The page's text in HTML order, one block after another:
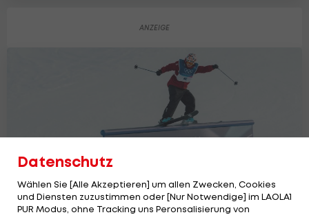
Datenschutz
Wählen Sie [Alle Akzeptieren] um allen Zwecken, Cookies
und Diensten zuzustimmen oder [Nur Notwendige] im LAOLA1
PUR Modus, ohne Tracking uns Peronsalisierung von